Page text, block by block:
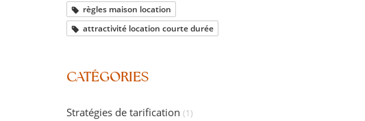
règles maison location
attractivité location courte durée
CATÉGORIES
Stratégies de tarification (1)